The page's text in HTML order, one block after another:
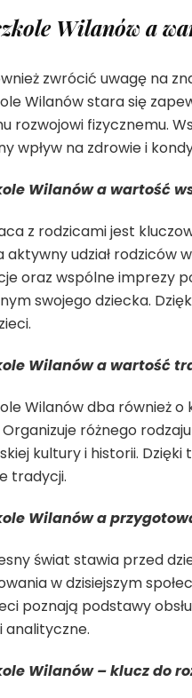
Wilanów a
zwrócić uwagę na
Wilanów stara się
rozwojowi fizycznemu.
wpływ na zdrowie i
Wilanów a wartość
z rodzicami jest
aktywny udział rodziców
oraz wspólne imprezy
swojego dziecka.
Wilanów a wartość
Wilanów dba również
różnego
kultury i historii.
tradycji.
Wilanów a
świat stawia przed
w dzisiejszym
poznają podstawy
analityczne.
Wilanów – klucz do